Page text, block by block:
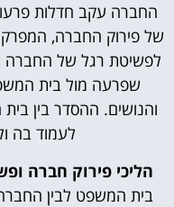
החברה עקב חדלות
של פירוק החברה,
לפשיטת רגל של החברה
שפרעה מול בית
והנושים. ההסדר בין
לעמוד בה
הליכי פירוק חברה
בית המשפט לבין